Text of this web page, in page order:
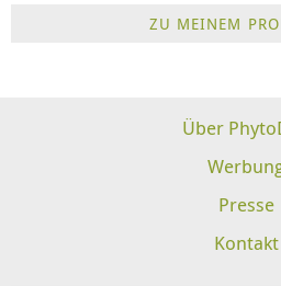
ZU MEINEM
Über
Presse
Kontakt